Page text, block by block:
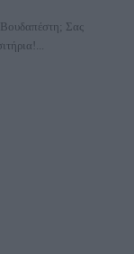
Βουδαπέστη; Σας